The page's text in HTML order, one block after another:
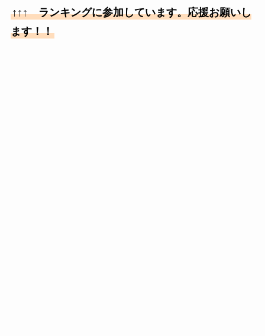
↑↑↑ ランキングに参加しています。応援お願いし
ます！！